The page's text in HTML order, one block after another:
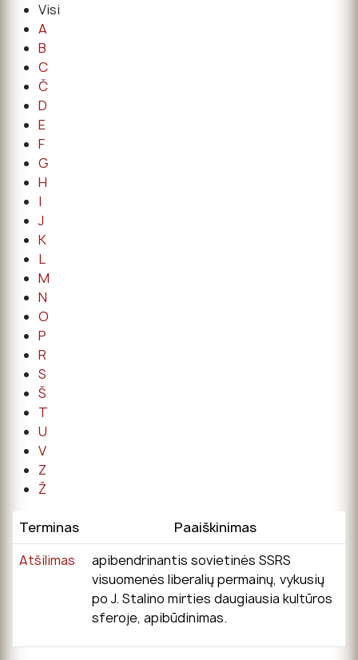
Visi
A
B
C
Č
D
E
F
G
H
I
J
K
L
M
N
O
P
R
S
Š
T
U
V
Z
Ž
Terminas
Paaiškinimas
Atšilimas
apibendrinantis sovietinės SSRS
visuomenės liberalių permainų, vykusių
po J. Stalino mirties daugiausia kultūros
sferoje, apibūdinimas.